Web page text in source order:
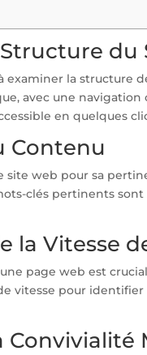
du
examiner la structure
avec une navigation
en quelques
Contenu
site web pour sa
clés pertinents
la Vitesse
page web est
vitesse pour
Convivialité